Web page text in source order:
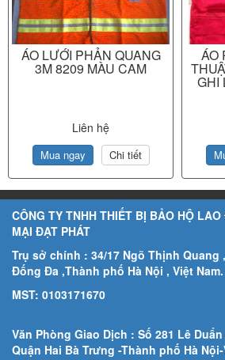
ÁO LƯỚI PHẢN QUANG
3M 8209 MÀU CAM
Liên hệ
Mua ngay Chi tiết
ÁO
GHI
CÔNG TY TNHH THIẾT BỊ BẢO HỘ
MẠI ĐẠT PHÁT
Trụ sở chính : 34/17 Ngõ Thịnh Quang
Đống Đa ,Thành phố Hà Nội , Việt Nam.
MST: 0103171670
Văn Phòng Giao Dịch : Số 281 Lê
Quận Hai Bà Trưng -Thành phố Hà Nội-